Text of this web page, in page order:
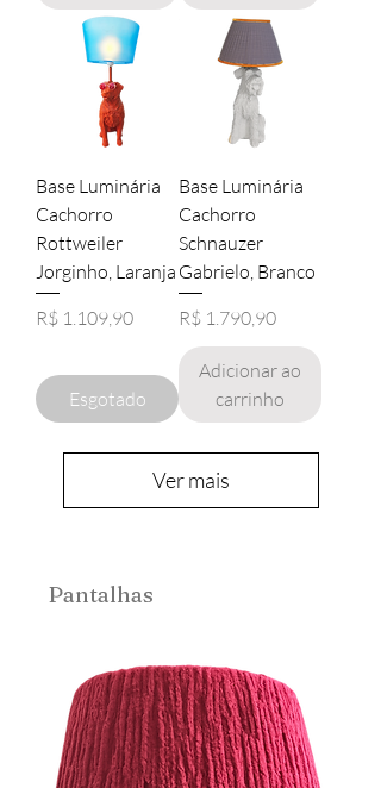
Base Luminária
Cachorro
Rottweiler
Jorginho, Laranja
Preço
R$ 1.109,90
Esgotado
Base Luminária
Cachorro
Schnauzer
Gabrielo, Branco
Preço
R$ 1.790,90
Adicionar ao
carrinho
Ver mais
Pantalhas